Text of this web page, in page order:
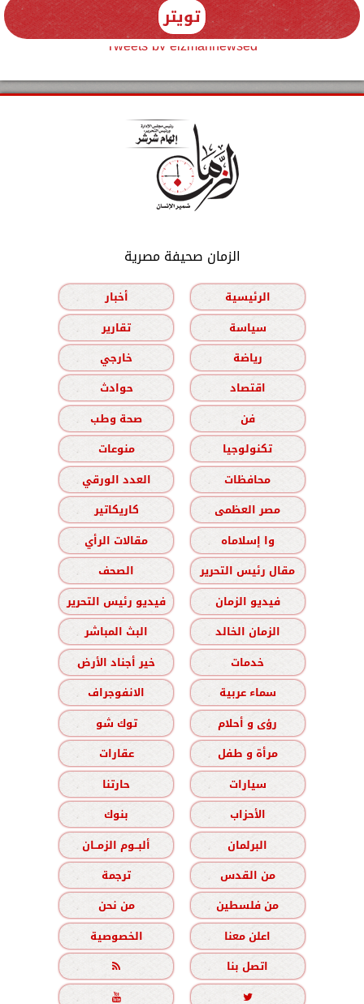
تويتر
Tweets by elzmannewseg
الزمان صحيفة مصرية
الرئيسية
أخبار
سياسة
تقارير
رياضة
خارجي
اقتصاد
حوادث
فن
صحة وطب
تكنولوجيا
منوعات
محافظات
العدد الورقي
مصر العظمى
كاريكاتير
وا إسلاماه
مقالات الرأي
مقال رئيس التحرير
الصحف
فيديو الزمان
فيديو رئيس التحرير
الزمان الخالد
البث المباشر
خدمات
خير أجناد الأرض
سماء عربية
الانفوجراف
رؤى و أحلام
توك شو
مرأة و طفل
عقارات
سيارات
حارتنا
الأحزاب
بنوك
البرلمان
ألبــوم الزمــان
من القدس
ترجمة
من فلسطين
من نحن
اعلن معنا
الخصوصية
اتصل بنا


